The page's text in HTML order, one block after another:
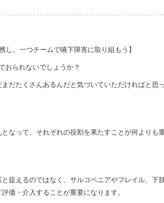
し、一つチームで嚥下障害に取り組もう】
おられないでしょうか？
だたくさんあるんだと気づいていただければと思
なって、それぞれの役割を果たすことが何よりも
捉えるのではなく、サルコペニアやフレイル、下
価・介入することが重要になります。